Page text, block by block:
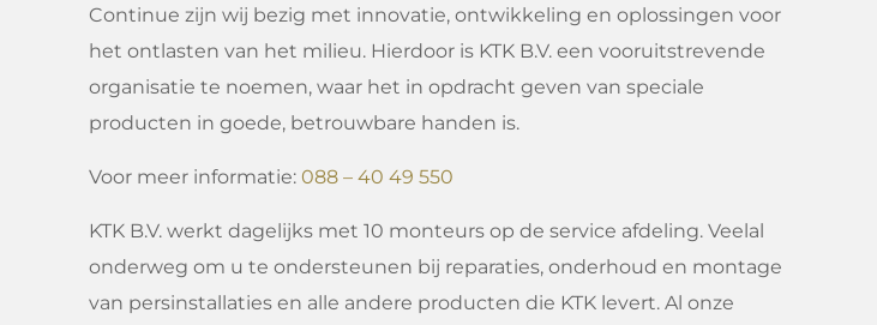
Continue zijn wij bezig met innovatie, ontwikkeling en oplossingen voor
het ontlasten van het milieu. Hierdoor is KTK B.V. een vooruitstrevende
organisatie te noemen, waar het in opdracht geven van speciale
producten in goede, betrouwbare handen is.
Voor meer informatie:088 – 40 49 550
KTK B.V. werkt dagelijks met 10 monteurs op de service afdeling. Veelal
onderweg om u te ondersteunen bij reparaties, onderhoud en montage
van persinstallaties en alle andere producten die KTK levert. Al onze